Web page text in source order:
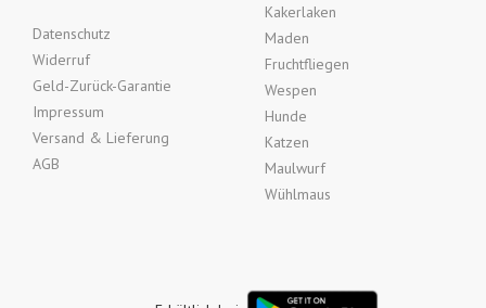
Datenschutz
Widerruf
Geld-Zurück-Garantie
Impressum
Versand & Lieferung
AGB
Kakerlaken
Maden
Fruchtfliegen
Wespen
Hunde
Katzen
Maulwurf
Wühlmaus